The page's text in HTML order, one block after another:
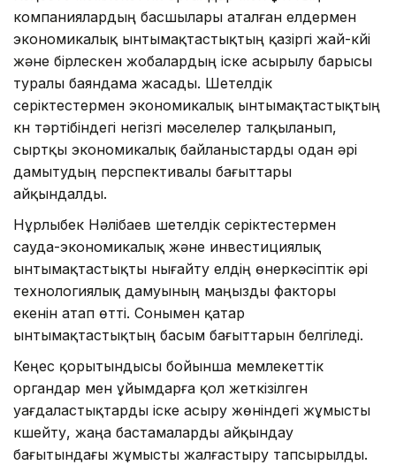
компаниялардың басшылары аталған елдермен
экономикалық ынтымақтастықтың қазіргі жай-күйі
және бірлескен жобалардың іске асырылу барысы
туралы баяндама жасады. Шетелдік
серіктестермен экономикалық ынтымақтастықтың
күн тәртібіндегі негізгі мәселелер талқыланып,
сыртқы экономикалық байланыстарды одан әрі
дамытудың перспективалы бағыттары
айқындалды.
Нұрлыбек Нәлібаев шетелдік серіктестермен
сауда-экономикалық және инвестициялық
ынтымақтастықты нығайту елдің өнеркәсіптік әрі
технологиялық дамуының маңызды факторы
екенін атап өтті. Сонымен қатар
ынтымақтастықтың басым бағыттарын белгіледі.
Кеңес қорытындысы бойынша мемлекеттік
органдар мен ұйымдарға қол жеткізілген
уағдаластықтарды іске асыру жөніндегі жұмысты
күшейту, жаңа бастамаларды айқындау
бағытындағы жұмысты жалғастыру тапсырылды.